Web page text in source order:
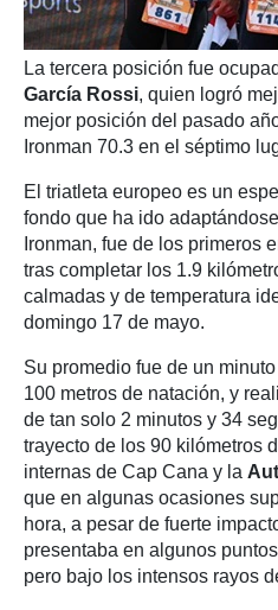
La tercera posición fue
García Rossi, quien logró
mejor posición del pasado
Ironman 70.3 en el séptimo
El triatleta europeo es un
fondo que ha ido
Ironman, fue de los primeros
tras completar los 1.9
calmadas y de temperatura
domingo 17 de mayo.
Su promedio fue de un
100 metros de natación, y
de tan solo 2 minutos y 34
trayecto de los 90 kilómetros
internas de Cap Cana y la
que en algunas ocasiones
hora, a pesar de fuerte
presentaba en algunos
pero bajo los intensos rayos